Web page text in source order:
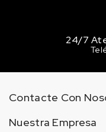
24/7
Contacte Con
Nuestra Empresa